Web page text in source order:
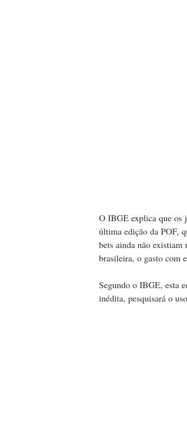
O IBGE explica que os
última edição da POF,
bets ainda não
brasileira, o gasto com
Segundo o IBGE, esta
inédita, pesquisará o